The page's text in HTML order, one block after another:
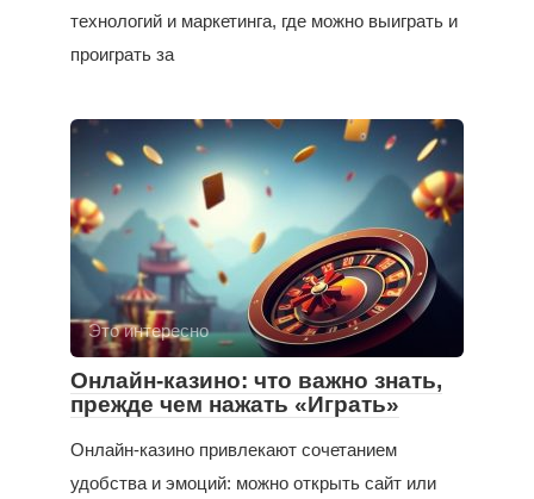
технологий и маркетинга, где можно выиграть и
проиграть за
Это интересно
Онлайн-казино: что важно знать,
прежде чем нажать «Играть»
Онлайн-казино привлекают сочетанием
удобства и эмоций: можно открыть сайт или